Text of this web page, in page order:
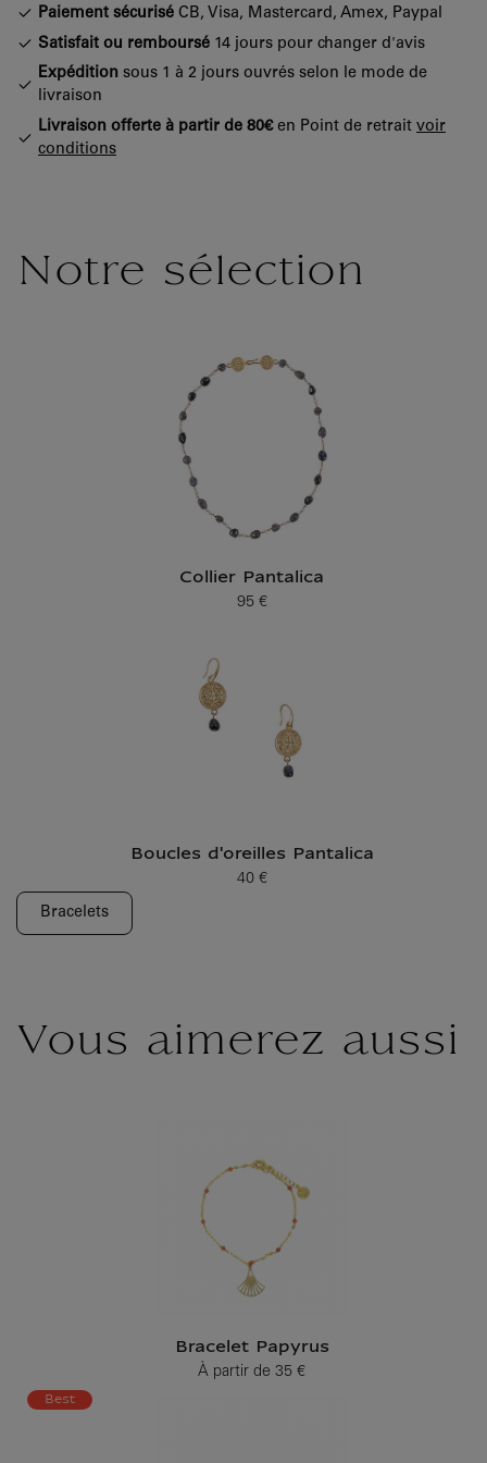
Paiement sécurisé CB, Visa, Mastercard, Amex, Paypal
Satisfait ou remboursé 14 jours pour changer d'avis
Expédition sous 1 à 2 jours ouvrés selon le mode de
livraison
Livraison offerte à partir de 80€en Point de retrait voir
conditions
Notre sélection
Collier Pantalica
Prix ​​actuel
95 €
Boucles d'oreilles Pantalica
Prix ​​actuel
40 €
Bracelets
Vous aimerez aussi
Bracelet Papyrus
À partir dePrix ​​actuel
35 €
Best